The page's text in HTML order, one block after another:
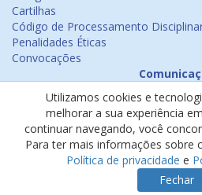
Cartilhas
Código de Processamento
Penalidades Éticas
Convocações
Emissão de Certificados
Psicologia na Mídia
Ouvidoria
Política de cookies
Política de privacidade
Utilizamos cookies e
melhorar a sua experiência
continuar navegando, você
Para ter mais informações sobre
Política de privacidade e
Fechar